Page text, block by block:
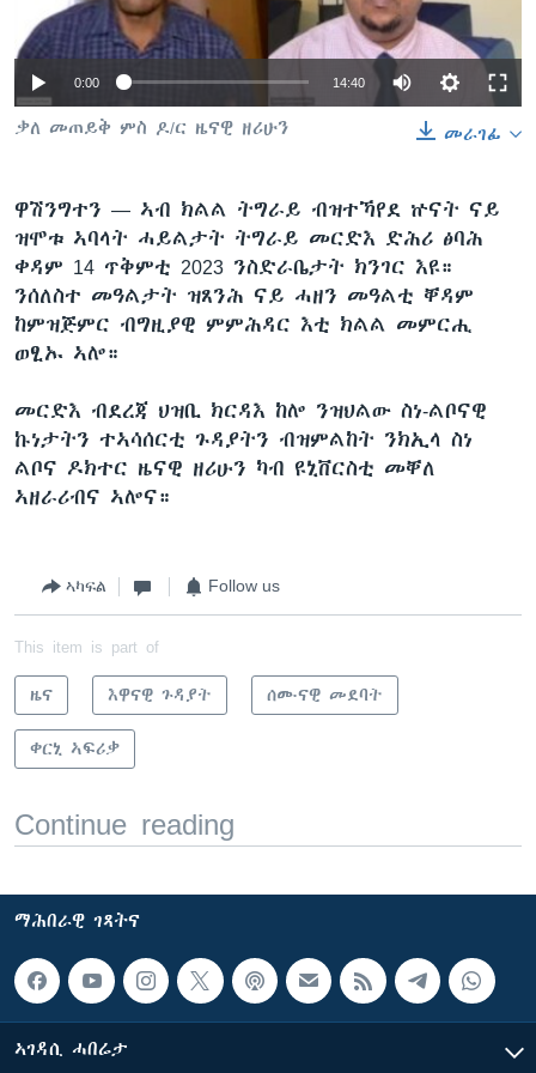
ቂሔ ጽልሚ
ቋንቋታት
0:00 14:40
መራገፊ
ቃለ መጠይቅ ምስ ዶ/ር ዜናዊ ዘሪሁን
ዋሽንግተን — ኣብ ክልል ትግራይ ብዝተኻየደ ኵናት ናይ
ዝሞቱ ኣባላት ሓይልታት ትግራይ መርድእ ድሕሪ ፅባሕ
ቀዳም 14 ጥቅምቲ 2023 ንስድራቤታት ክንገር እዩ።
ንሰለስተ መዓልታት ዝጸንሕ ናይ ሓዘን መዓልቲ ቐዳም
ከምዝጅምር ብግዚያዊ ምምሕዳር እቲ ክልል መምርሒ
ወፂኡ ኣሎ።
መርድእ ብደረጃ ህዝቢ ክርዳእ ከሎ ንዝህልው ስነ-ልቦናዊ
ኩነታትን ተኣሳሰርቲ ጉዳያትን ብዝምልከት ንክኢላ ስነ
ልቦና ዶክተር ዜናዊ ዘሪሁን ካብ ዩኒቨርስቲ መቐለ
ኣዘራሪብና ኣሎና።
ኣካፍል Follow us
This item is part of
ዜና እዋናዊ ጉዳያት ሰሙናዊ መደባት
ቀርኒ ኣፍሪቃ
Continue reading
ማሕበራዊ ገጻትና
ኣገዳሲ ሓበሬታ